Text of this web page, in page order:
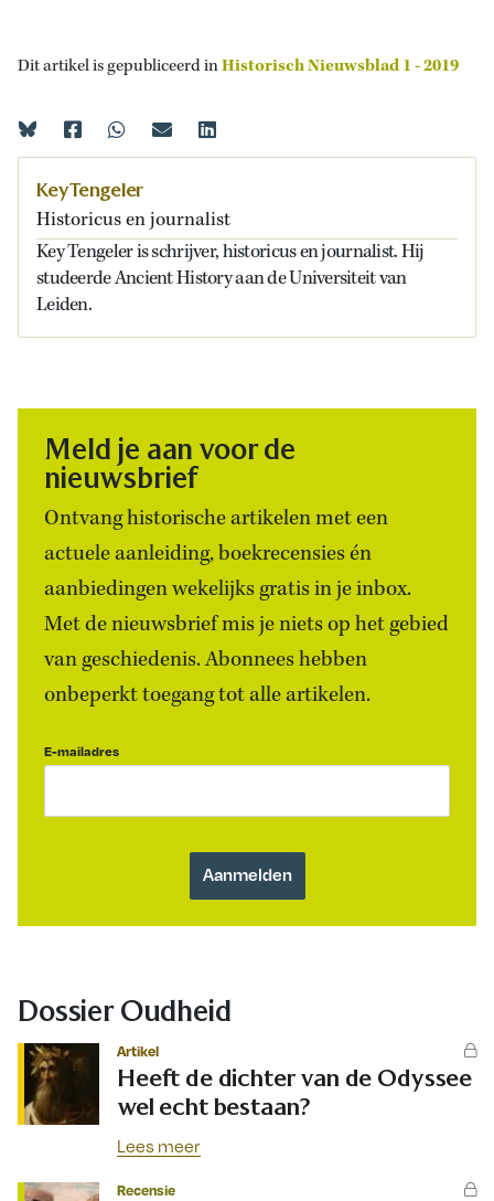
Dit artikel is gepubliceerd inHistorisch Nieuwsblad 1 - 2019
Key Tengeler
Historicus en journalist
Key Tengeler is schrijver, historicus en journalist. Hij
studeerde Ancient History aan de Universiteit van
Leiden.
Meld je aan voor de
nieuwsbrief
Ontvang historische artikelen met een
actuele aanleiding, boekrecensies én
aanbiedingen wekelijks gratis in je inbox.
Met de nieuwsbrief mis je niets op het gebied
van geschiedenis. Abonnees hebben
onbeperkt toegang tot alle artikelen.
E-mailadres
Dossier Oudheid
Artikel
Heeft de dichter van de Odyssee
wel echt bestaan?
Lees meer
Recensie